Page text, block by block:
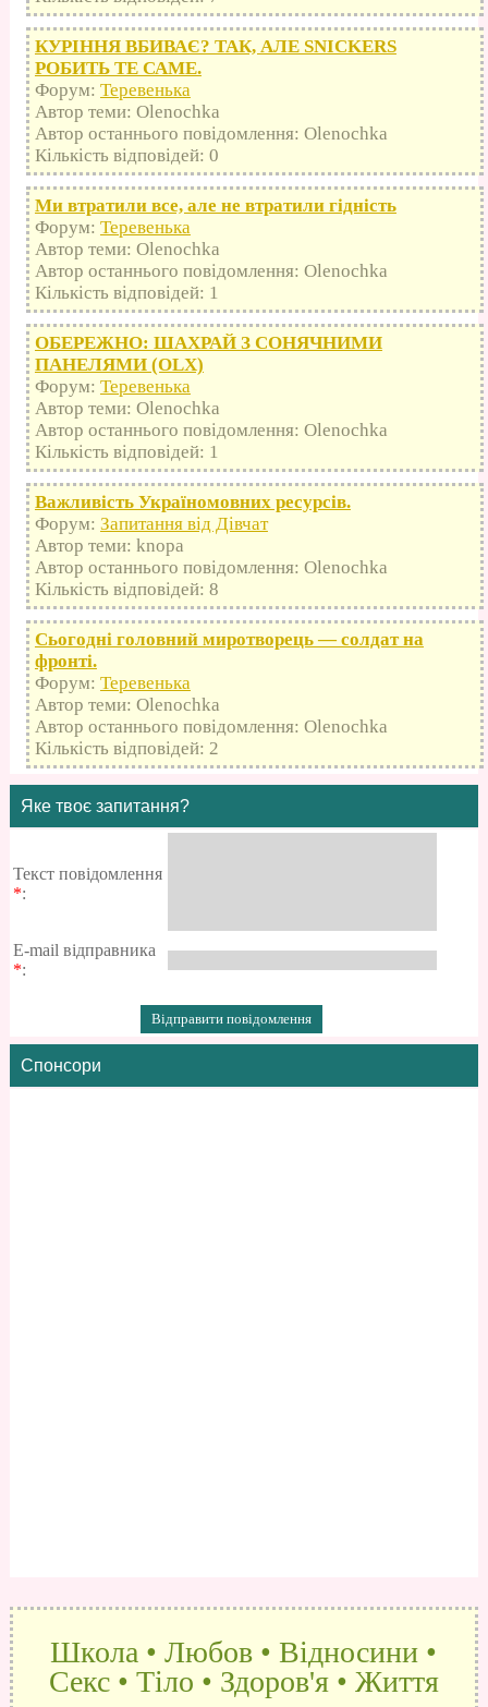
КУРІННЯ ВБИВАЄ? ТАК, АЛЕ SNICKERS
РОБИТЬ ТЕ САМЕ.
Форум: Теревенька
Автор теми: Olenochka
Автор останнього повідомлення: Olenochka
Кількість відповідей: 0
Ми втратили все, але не втратили гідність
Форум: Теревенька
Автор теми: Olenochka
Автор останнього повідомлення: Olenochka
Кількість відповідей: 1
ОБЕРЕЖНО: ШАХРАЙ З СОНЯЧНИМИ
ПАНЕЛЯМИ (OLX)
Форум: Теревенька
Автор теми: Olenochka
Автор останнього повідомлення: Olenochka
Кількість відповідей: 1
Важливість Україномовних ресурсів.
Форум: Запитання від Дівчат
Автор теми: knopa
Автор останнього повідомлення: Olenochka
Кількість відповідей: 8
Сьогодні головний миротворець — солдат на
фронті.
Форум: Теревенька
Автор теми: Olenochka
Автор останнього повідомлення: Olenochka
Кількість відповідей: 2
Яке твоє запитання?
Текст повідомлення
*:
E-mail відправника
*:
Спонсори
Школа • Любов • Відносини •
Секс • Тіло • Здоров'я • Життя